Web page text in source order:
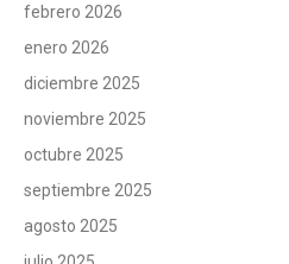
febrero 2026
enero 2026
diciembre 2025
noviembre 2025
octubre 2025
septiembre 2025
agosto 2025